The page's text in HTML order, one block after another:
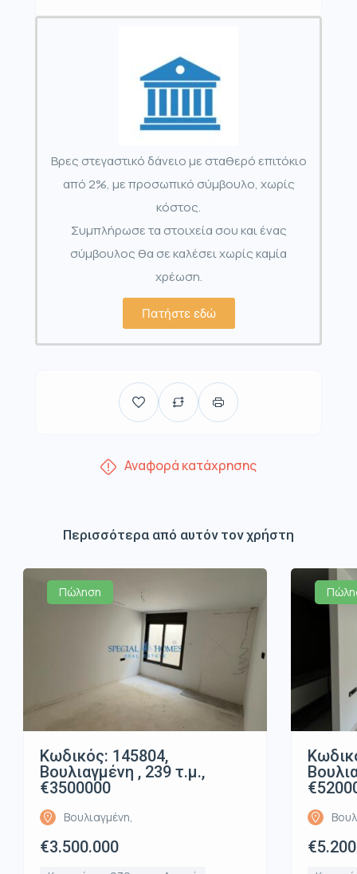
Βρες στεγαστικό δάνειο με σταθερό επιτόκιο
από 2%, με προσωπικό σύμβουλο, χωρίς
κόστος.
Συμπλήρωσε τα στοιχεία σου και ένας
σύμβουλος θα σε καλέσει χωρίς καμία
χρέωση.
Πατήστε εδώ
Αναφορά κατάχρησης
Περισσότερα από αυτόν τον χρήστη
Πώληση
Κωδικός: 145804,
Βουλιαγμένη , 239 τ.μ.,
€3500000
Βουλιαγμένη,
€3.500.000